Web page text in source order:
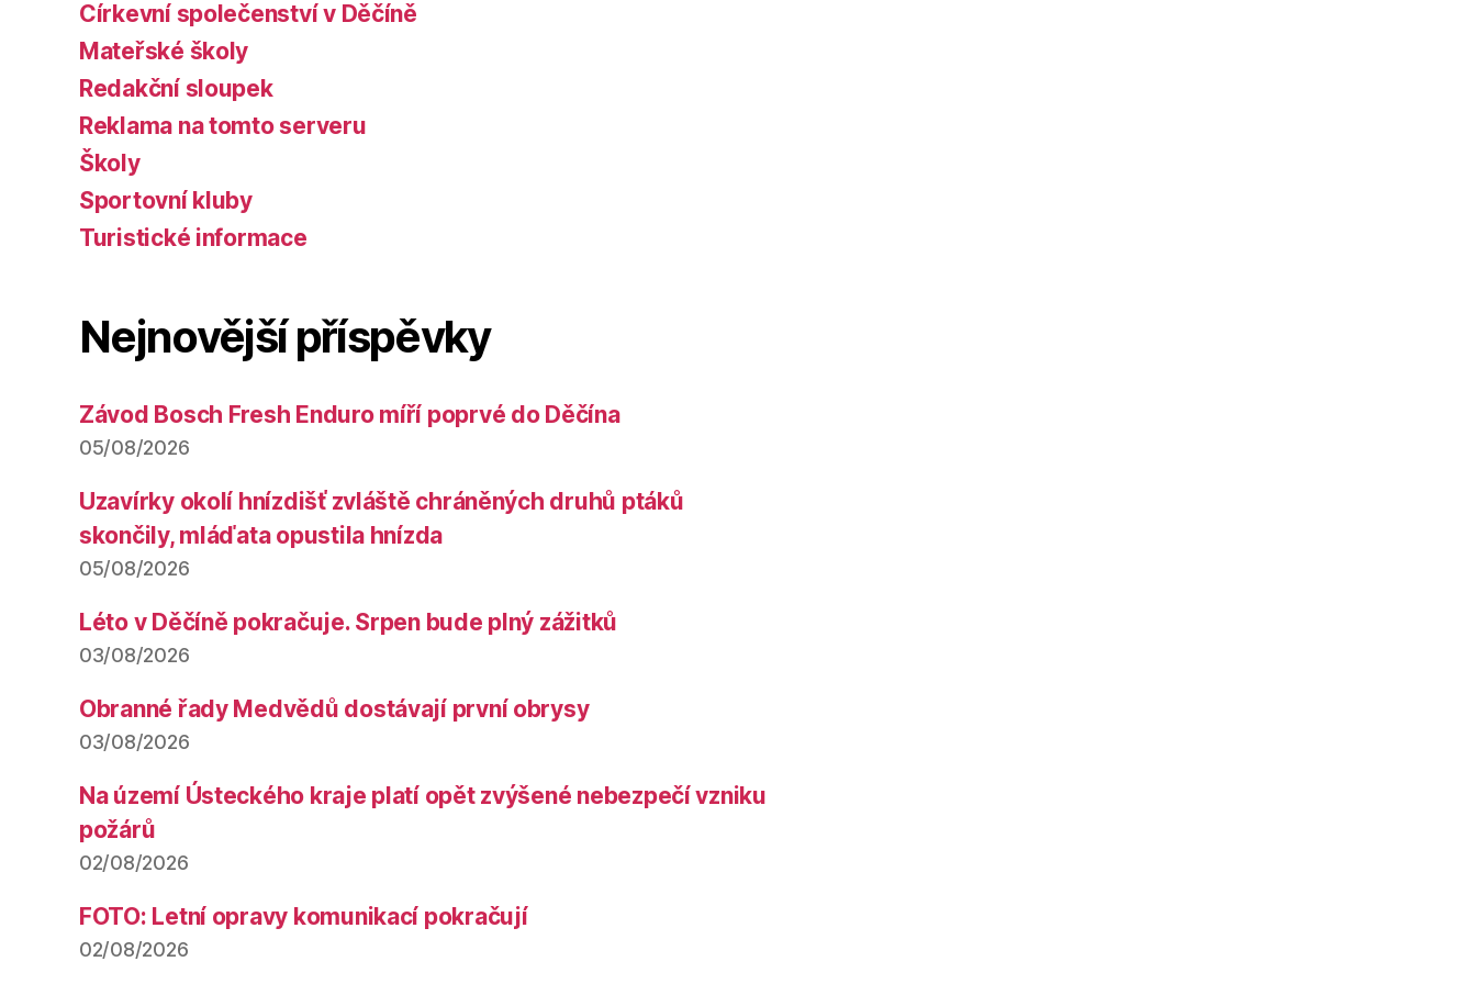
Církevní společenství v Děčíně
Mateřské školy
Redakční sloupek
Reklama na tomto serveru
Školy
Sportovní kluby
Turistické informace
Nejnovější příspěvky
Závod Bosch Fresh Enduro míří poprvé do Děčína
05/08/2026
Uzavírky okolí hnízdišť zvláště chráněných druhů ptáků
skončily, mláďata opustila hnízda
05/08/2026
Léto v Děčíně pokračuje. Srpen bude plný zážitků
03/08/2026
Obranné řady Medvědů dostávají první obrysy
03/08/2026
Na území Ústeckého kraje platí opět zvýšené nebezpečí vzniku
požárů
02/08/2026
FOTO: Letní opravy komunikací pokračují
02/08/2026